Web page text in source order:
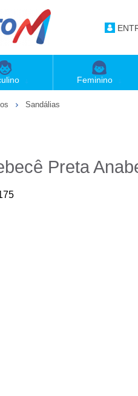
Feminino
Sandálias
Preta